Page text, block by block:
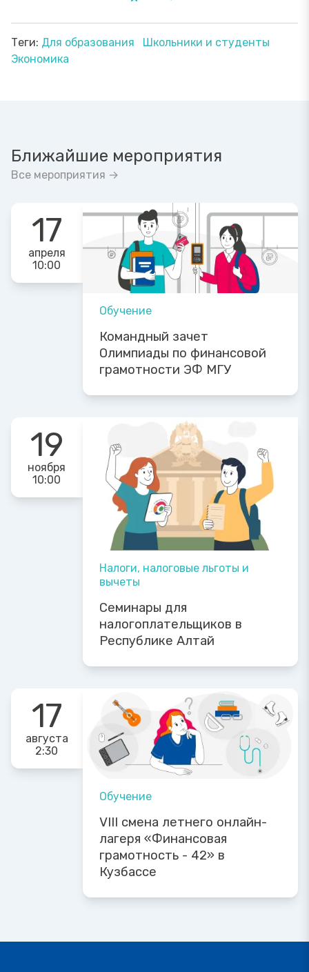
Теги: Для образования
Школьники и студенты
Экономика
Ближайшие мероприятия
Все мероприятия →
17
апреля
10:00
Обучение
Командный зачет
Олимпиады по финансовой
грамотности ЭФ МГУ
19
ноября
10:00
Налоги, налоговые льготы и
вычеты
Семинары для
налогоплательщиков в
Республике Алтай
17
августа
2:30
Обучение
VIII смена летнего онлайн-
лагеря «Финансовая
грамотность - 42» в
Кузбассе